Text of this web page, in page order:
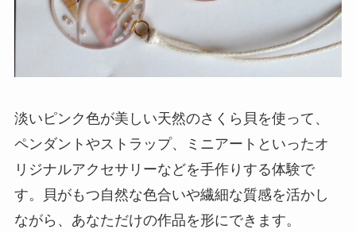
淡いピンク色が美しい天然のさくら貝を使って、
ペンダントやストラップ、ミニアートといったオ
リジナルアクセサリーなどを手作りする体験で
す。貝がもつ自然な色合いや繊細な質感を活かし
ながら、あなただけの作品を形にできます。